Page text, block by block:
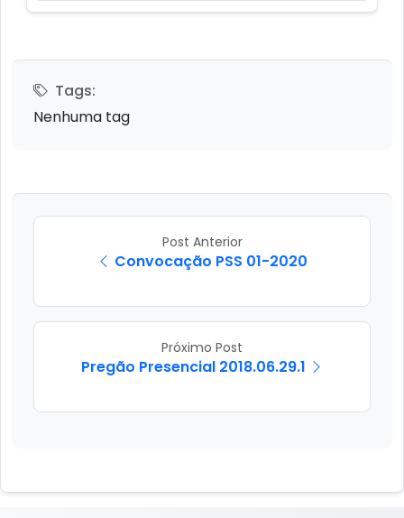
Tags:
Nenhuma tag
Post Anterior
Convocação PSS 01-2020
Próximo Post
Pregão Presencial 2018.06.29.1